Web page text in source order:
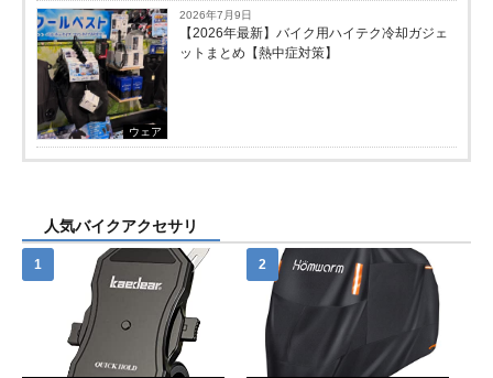
ウェア
2026年7月9日
【2026年最新】バイク用ハイテク冷却ガジェ
ットまとめ【熱中症対策】
人気バイクアクセサリ